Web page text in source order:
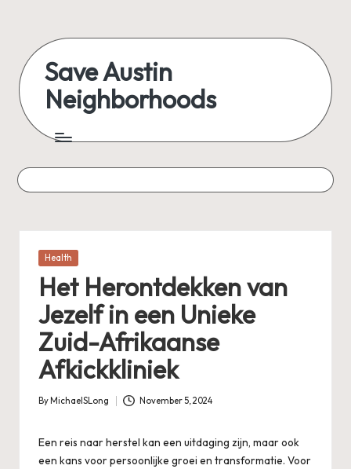
content
Save Austin
Neighborhoods
Austin
everything
Posted
Health
Het Herontdekken van
Jezelf in een Unieke
Zuid-Afrikaanse
Afkickkliniek
Posted
By MichaelSLong November 5, 2024
Een reis naar herstel kan een uitdaging zijn, maar ook
een kans voor persoonlijke groei en transformatie. Voor